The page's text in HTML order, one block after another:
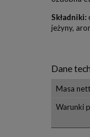
Składniki:
jeżyny,
Dane
Masa
Warunki